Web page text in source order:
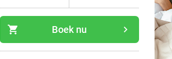
shopping_cart navigate_next
Boek nu